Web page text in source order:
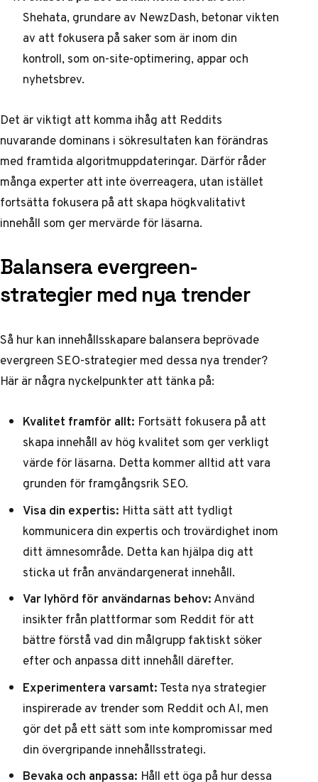
Shehata, grundare av NewzDash, betonar vikten
av att fokusera på saker som är inom din
kontroll, som on-site-optimering, appar och
nyhetsbrev.
Det är viktigt att komma ihåg att Reddits
nuvarande dominans i sökresultaten kan förändras
med framtida algoritmuppdateringar. Därför råder
många experter att inte överreagera, utan istället
fortsätta fokusera på att skapa högkvalitativt
innehåll som ger mervärde för läsarna.
Balansera evergreen-
strategier med nya trender
Så hur kan innehållsskapare balansera beprövade
evergreen SEO-strategier med dessa nya trender?
Här är några nyckelpunkter att tänka på:
Kvalitet framför allt: Fortsätt fokusera på att
skapa innehåll av hög kvalitet som ger verkligt
värde för läsarna. Detta kommer alltid att vara
grunden för framgångsrik SEO.
Visa din expertis: Hitta sätt att tydligt
kommunicera din expertis och trovärdighet inom
ditt ämnesområde. Detta kan hjälpa dig att
sticka ut från användargenerat innehåll.
Var lyhörd för användarnas behov:Använd
insikter från plattformar som Reddit för att
bättre förstå vad din målgrupp faktiskt söker
efter och anpassa ditt innehåll därefter.
Experimentera varsamt:Testa nya strategier
inspirerade av trender som Reddit och AI, men
gör det på ett sätt som inte kompromissar med
din övergripande innehållsstrategi.
Bevaka och anpassa: Håll ett öga på hur dessa